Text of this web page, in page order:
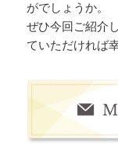
がでしょうか。
ぜひ今回ご紹介
ていただければ